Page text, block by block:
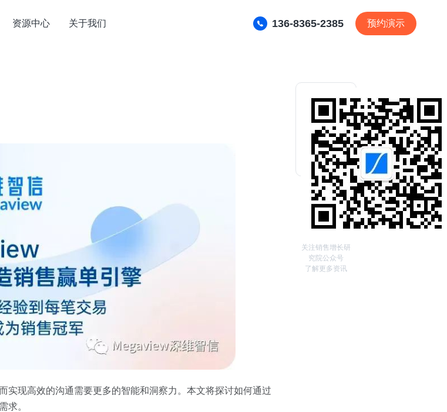
资源中心 关于我们 136-8365-2385 预约演示
现高效的沟通需要更多的智能和洞察力。本文将探讨如何通过
求。
关注销售增长研
究院公众号
了解更多资讯